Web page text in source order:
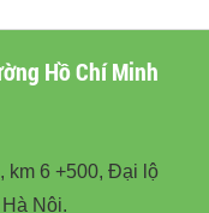
Hồ Chí Minh
km 6 +500, Đại lộ
Nội.